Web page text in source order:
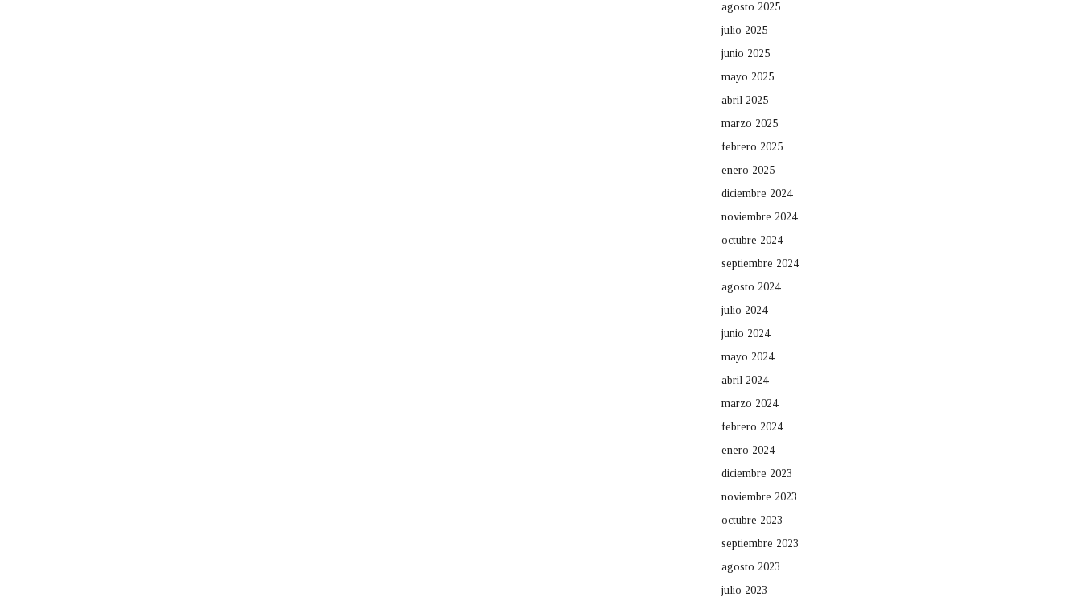
agosto 2025
julio 2025
junio 2025
mayo 2025
abril 2025
marzo 2025
febrero 2025
enero 2025
diciembre 2024
noviembre 2024
octubre 2024
septiembre 2024
agosto 2024
julio 2024
junio 2024
mayo 2024
abril 2024
marzo 2024
febrero 2024
enero 2024
diciembre 2023
noviembre 2023
octubre 2023
septiembre 2023
agosto 2023
julio 2023